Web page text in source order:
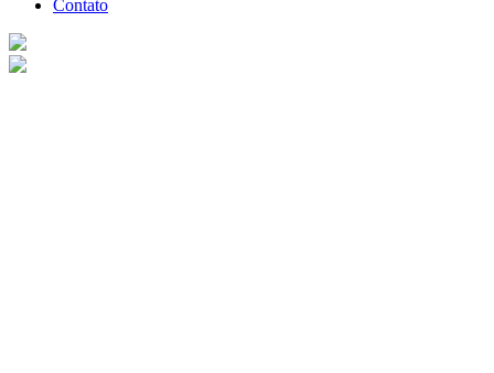
Contato